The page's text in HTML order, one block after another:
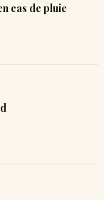
cas de pluie